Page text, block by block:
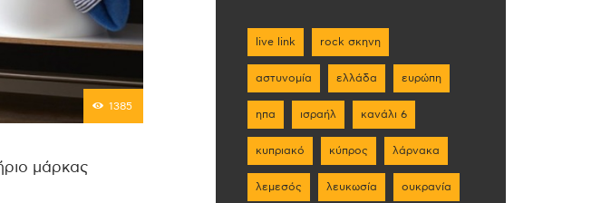
1385
μάρκας
live link rock σκηνη
αστυνομία ελλάδα ευρώπη
ηπα ισραήλ κανάλι 6
κυπριακό κύπρος λάρνακα
λεμεσός λευκωσία ουκρανία